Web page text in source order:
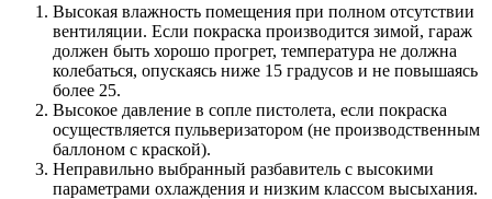
Высокая влажность помещения при полном отсутствии
вентиляции. Если покраска производится зимой, гараж
должен быть хорошо прогрет, температура не должна
колебаться, опускаясь ниже 15 градусов и не повышаясь
более 25.
Высокое давление в сопле пистолета, если покраска
осуществляется пульверизатором (не производственным
баллоном с краской).
Неправильно выбранный разбавитель с высокими
параметрами охлаждения и низким классом высыхания.